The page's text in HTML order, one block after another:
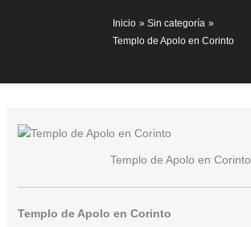
Inicio
Sin categoría
Templo de Apolo en Corinto
Templo de Apolo en Corinto
Templo de Apolo en Corinto